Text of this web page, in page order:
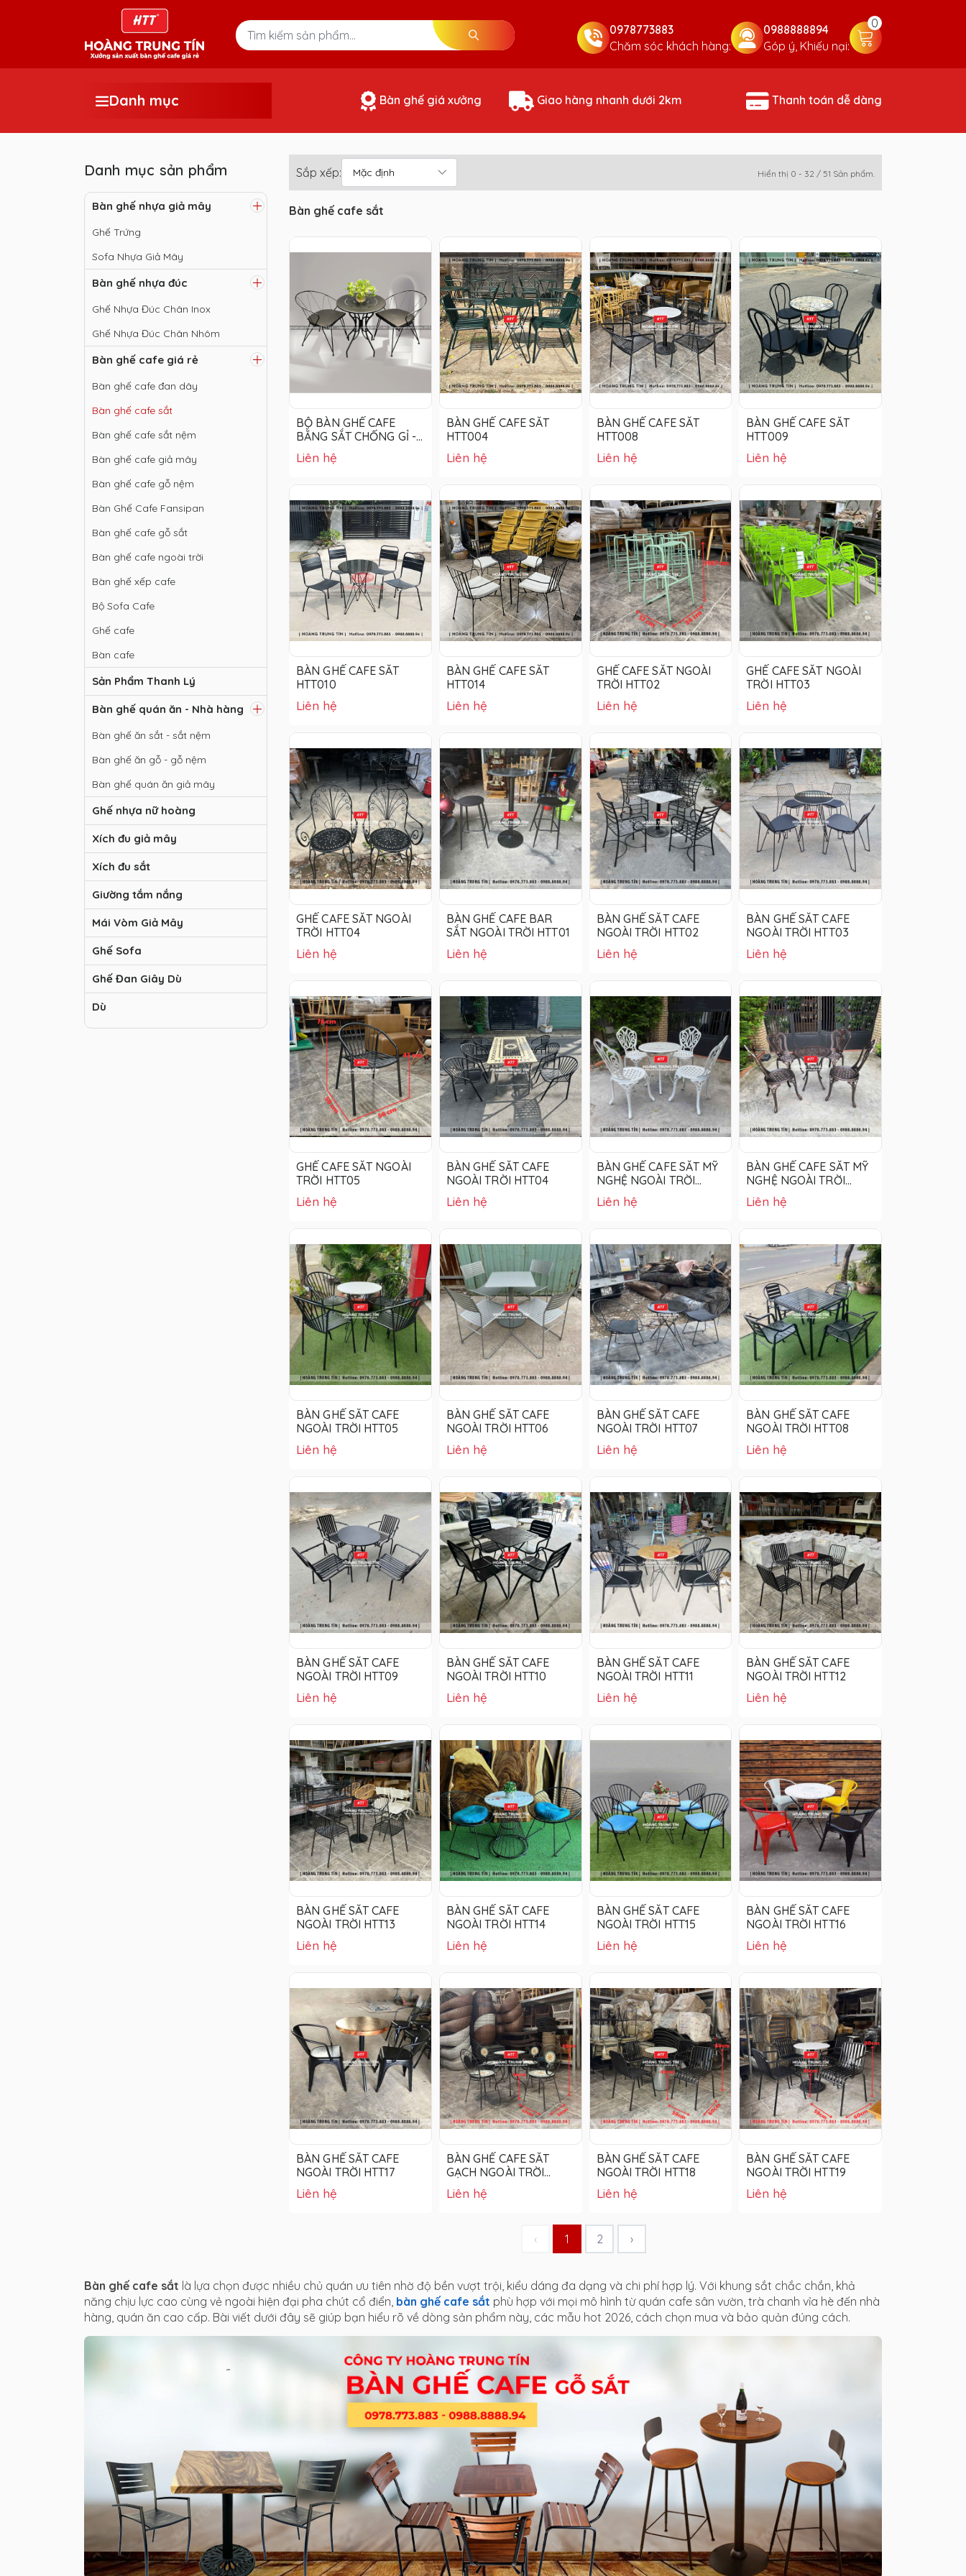
0978773883
Chăm sóc khách hàng:
0988888894
Góp ý, Khiếu nại:
0
Danh mục Bàn ghế giá xưởng Giao hàng nhanh dưới 2km Thanh toán dễ dàng
Sắp xếp: Hiển thị 0 - 32 / 51 Sản phẩm.
Bàn ghế cafe sắt
BỘ BÀN GHẾ CAFE
BẰNG SẮT CHỐNG GỈ -
HTTCF015
Liên hệ
BÀN GHẾ CAFE SẮT
HTT004
Liên hệ
BÀN GHẾ CAFE SẮT
HTT008
Liên hệ
BÀN GHẾ CAFE SẮT
HTT009
Liên hệ
BÀN GHẾ CAFE SẮT
HTT010
Liên hệ
BÀN GHẾ CAFE SẮT
HTT014
Liên hệ
GHẾ CAFE SẮT NGOÀI
TRỜI HTT02
Liên hệ
GHẾ CAFE SẮT NGOÀI
TRỜI HTT03
Liên hệ
GHẾ CAFE SẮT NGOÀI
TRỜI HTT04
Liên hệ
BÀN GHẾ CAFE BAR
SẮT NGOÀI TRỜI HTT01
Liên hệ
BÀN GHẾ SẮT CAFE
NGOÀI TRỜI HTT02
Liên hệ
BÀN GHẾ SẮT CAFE
NGOÀI TRỜI HTT03
Liên hệ
GHẾ CAFE SẮT NGOÀI
TRỜI HTT05
Liên hệ
BÀN GHẾ SẮT CAFE
NGOÀI TRỜI HTT04
Liên hệ
BÀN GHẾ CAFE SẮT MỸ
NGHỆ NGOÀI TRỜI
HTT01
Liên hệ
BÀN GHẾ CAFE SẮT MỸ
NGHỆ NGOÀI TRỜI
HTT02
Liên hệ
BÀN GHẾ SẮT CAFE
NGOÀI TRỜI HTT05
Liên hệ
BÀN GHẾ SẮT CAFE
NGOÀI TRỜI HTT06
Liên hệ
BÀN GHẾ SẮT CAFE
NGOÀI TRỜI HTT07
Liên hệ
BÀN GHẾ SẮT CAFE
NGOÀI TRỜI HTT08
Liên hệ
BÀN GHẾ SẮT CAFE
NGOÀI TRỜI HTT09
Liên hệ
BÀN GHẾ SẮT CAFE
NGOÀI TRỜI HTT10
Liên hệ
BÀN GHẾ SẮT CAFE
NGOÀI TRỜI HTT11
Liên hệ
BÀN GHẾ SẮT CAFE
NGOÀI TRỜI HTT12
Liên hệ
BÀN GHẾ SẮT CAFE
NGOÀI TRỜI HTT13
Liên hệ
BÀN GHẾ SẮT CAFE
NGOÀI TRỜI HTT14
Liên hệ
BÀN GHẾ SẮT CAFE
NGOÀI TRỜI HTT15
Liên hệ
BÀN GHẾ SẮT CAFE
NGOÀI TRỜI HTT16
Liên hệ
BÀN GHẾ SẮT CAFE
NGOÀI TRỜI HTT17
Liên hệ
BÀN GHẾ CAFE SẮT
GẠCH NGOÀI TRỜI
HTT01
Liên hệ
BÀN GHẾ SẮT CAFE
NGOÀI TRỜI HTT18
Liên hệ
BÀN GHẾ SẮT CAFE
NGOÀI TRỜI HTT19
Liên hệ
‹ 1 2 ›
Danh mục sản phẩm
Bàn ghế nhựa giả mây
Ghế Trứng
Sofa Nhựa Giả Mây
Bàn ghế nhựa đúc
Ghế Nhựa Đúc Chân Inox
Ghế Nhựa Đúc Chân Nhôm
Bàn ghế cafe giá rẻ
Bàn ghế cafe đan dây
Bàn ghế cafe sắt
Bàn ghế cafe sắt nệm
Bàn ghế cafe giả mây
Bàn ghế cafe gỗ nệm
Bàn Ghế Cafe Fansipan
Bàn ghế cafe gỗ sắt
Bàn ghế cafe ngoài trời
Bàn ghế xếp cafe
Bộ Sofa Cafe
Ghế cafe
Bàn cafe
Sản Phẩm Thanh Lý
Bàn ghế quán ăn - Nhà hàng
Bàn ghế ăn sắt - sắt nệm
Bàn ghế ăn gỗ - gỗ nệm
Bàn ghế quán ăn giả mây
Ghế nhựa nữ hoàng
Xích đu giả mây
Xích đu sắt
Giường tắm nắng
Mái Vòm Giả Mây
Ghế Sofa
Ghế Đan Giây Dù
Dù
Bàn ghế cafe sắt là lựa chọn được nhiều chủ quán ưu tiên nhờ độ bền vượt trội, kiểu dáng đa dạng và chi phí hợp lý. Với khung sắt chắc chắn, khả
năng chịu lực cao cùng vẻ ngoài hiện đại pha chút cổ điển, bàn ghế cafe sắt phù hợp với mọi mô hình từ quán cafe sân vườn, trà chanh vỉa hè đến nhà
hàng, quán ăn cao cấp. Bài viết dưới đây sẽ giúp bạn hiểu rõ về dòng sản phẩm này, các mẫu hot 2026, cách chọn mua và bảo quản đúng cách.